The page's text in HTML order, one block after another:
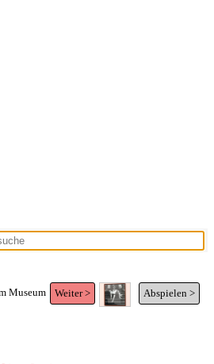
Museum Weiter > Abspielen >